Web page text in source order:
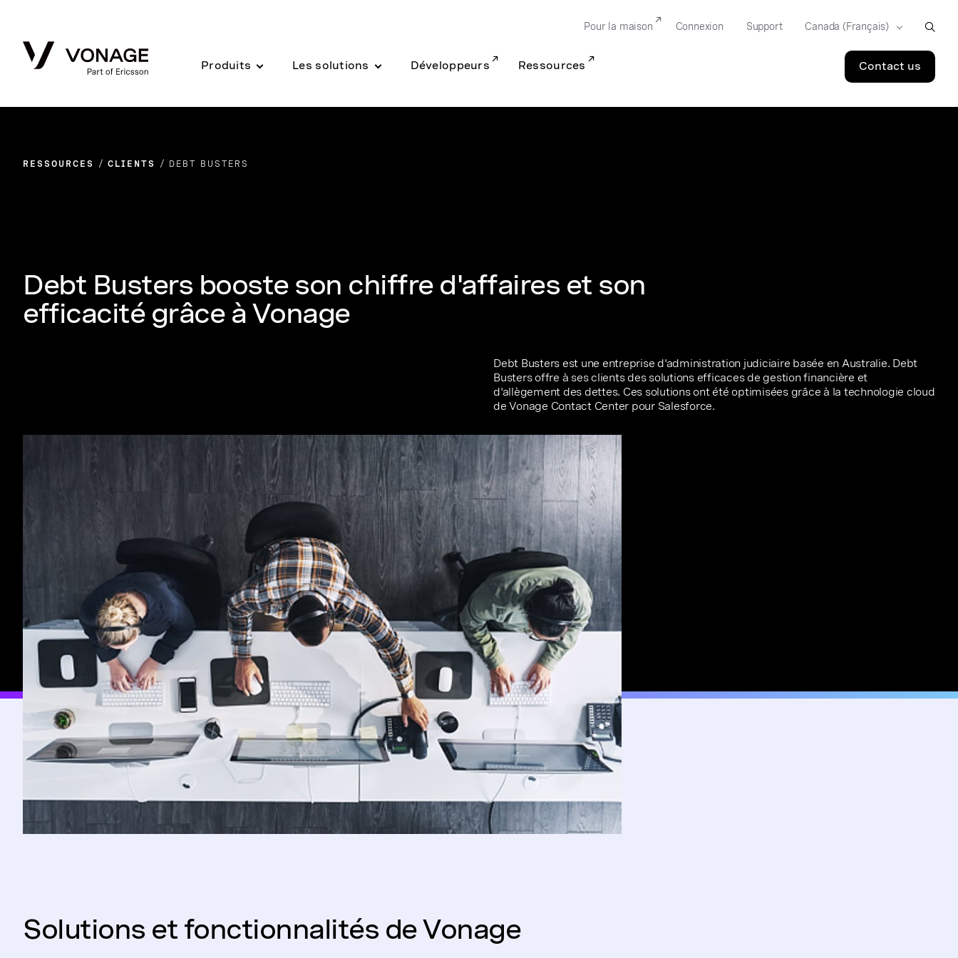
Produits Les solutions Développeurs Ressources Contact us
Pour la maison Connexion Support
RESSOURCES CLIENTS DEBT BUSTERS
Debt Busters booste son chiffre d'affaires et son
efficacité grâce à Vonage
Debt Busters est une entreprise d'administration judiciaire basée en Australie. Debt
Busters offre à ses clients des solutions efficaces de gestion financière et
d'allègement des dettes. Ces solutions ont été optimisées grâce à la technologie cloud
de Vonage Contact Center pour Salesforce.
Solutions et fonctionnalités de Vonage